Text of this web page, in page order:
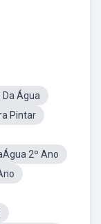
Da Água
Pintar
2º Ano